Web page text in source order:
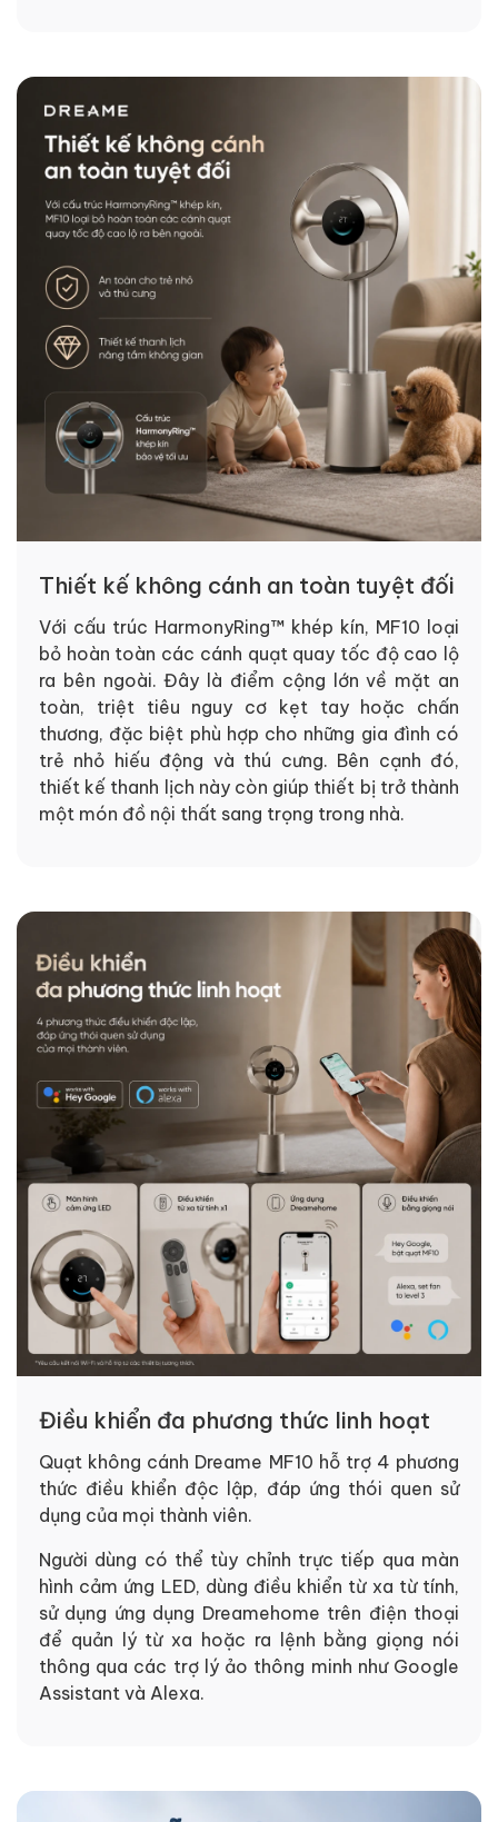
Thiết kế không cánh an toàn tuyệt đối
Với cấu trúc HarmonyRing™ khép kín, MF10 loại
bỏ hoàn toàn các cánh quạt quay tốc độ cao lộ
ra bên ngoài. Đây là điểm cộng lớn về mặt an
toàn, triệt tiêu nguy cơ kẹt tay hoặc chấn
thương, đặc biệt phù hợp cho những gia đình có
trẻ nhỏ hiếu động và thú cưng. Bên cạnh đó,
thiết kế thanh lịch này còn giúp thiết bị trở thành
một món đồ nội thất sang trọng trong nhà.
Điều khiển đa phương thức linh hoạt
Quạt không cánh Dreame MF10 hỗ trợ 4 phương
thức điều khiển độc lập, đáp ứng thói quen sử
dụng của mọi thành viên.
Người dùng có thể tùy chỉnh trực tiếp qua màn
hình cảm ứng LED, dùng điều khiển từ xa từ tính,
sử dụng ứng dụng Dreamehome trên điện thoại
để quản lý từ xa hoặc ra lệnh bằng giọng nói
thông qua các trợ lý ảo thông minh như Google
Assistant và Alexa.